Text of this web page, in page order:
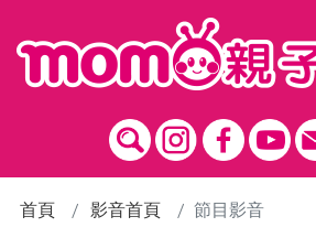
首頁 影音首頁 節目影音